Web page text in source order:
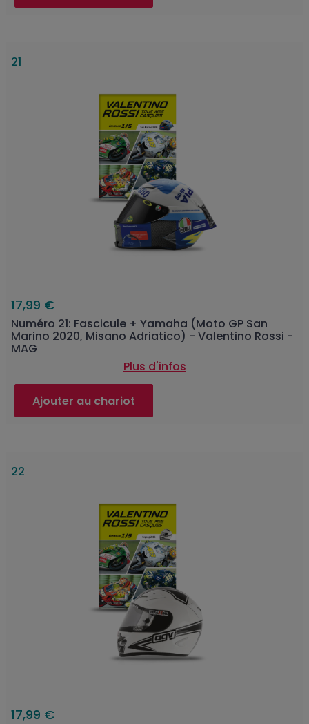
21
17,99 €
Numéro 21: Fascicule + Yamaha (Moto GP San
Marino 2020, Misano Adriatico) - Valentino Rossi -
MAG
Plus d'infos
Ajouter au chariot
22
17,99 €